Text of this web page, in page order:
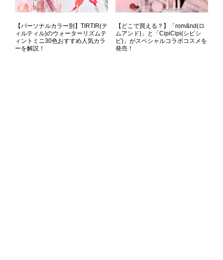
【パーソナルカラー別】TIRTIR(テ
ィルティル)のウォーターリズムテ
ィントミニ30色おすすめ人気カラ
ーを解説！
【どこで買える？】「rom&nd(ロ
ムアンド)」と「CipiCipi(シピシ
ピ)」がスペシャルコラボコスメを
発売！